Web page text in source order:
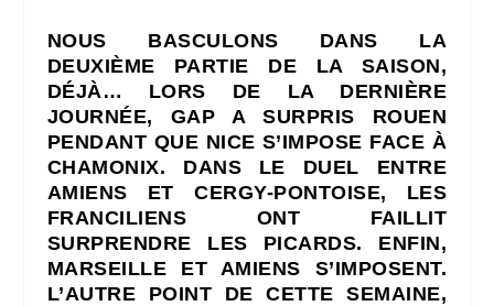
NOUS BASCULONS DANS LA
DEUXIÈME PARTIE DE LA SAISON,
DÉJÀ… LORS DE LA DERNIÈRE
JOURNÉE, GAP A SURPRIS ROUEN
PENDANT QUE NICE S’IMPOSE FACE À
CHAMONIX. DANS LE DUEL ENTRE
AMIENS ET CERGY-PONTOISE, LES
FRANCILIENS ONT FAILLIT
SURPRENDRE LES PICARDS. ENFIN,
MARSEILLE ET AMIENS S’IMPOSENT.
L’AUTRE POINT DE CETTE SEMAINE,